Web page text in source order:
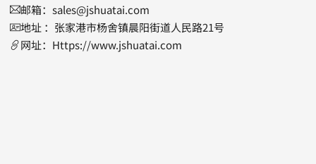
邮箱：sales@jshuatai.com
地址 ：张家港市杨舍镇晨阳街道人民路21号
网址：Https://www.jshuatai.com